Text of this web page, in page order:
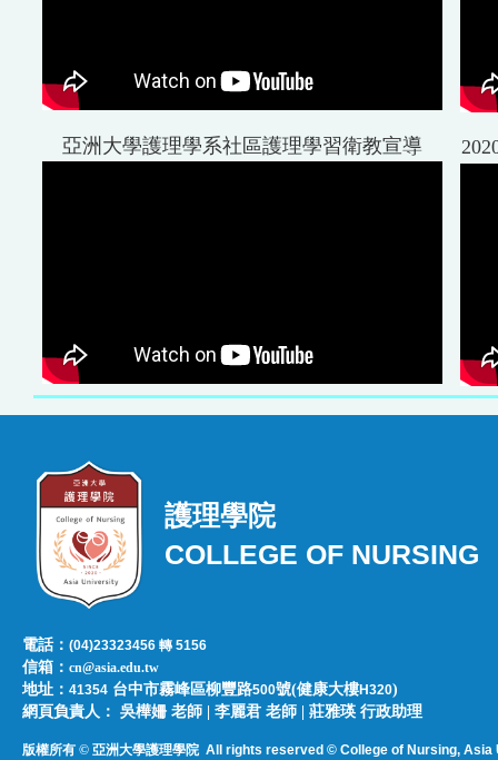
亞洲大學護理學系社區護理學習衛教宣導
護理學院
COLLEGE OF NURSING
電話：(04)23323456 轉 5156
信箱：cn@asia.edu.tw
地址：41354 台中市霧峰區柳豐路500號(健康大樓H320)
網頁負責人：​​​ ​吳樺姍 老師 | 李麗君 老師 | 莊雅瑛 行政助理
版權所有 © 亞洲大學護理學院All rights reserved © College of Nursing, Asia